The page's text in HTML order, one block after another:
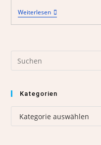
Weiterlesen
Kategorien